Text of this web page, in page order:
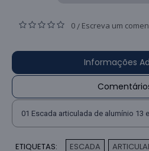
0 / Escreva um
Informações
01 Escada articulada de alumínio 13
ETIQUETAS: ESCADA